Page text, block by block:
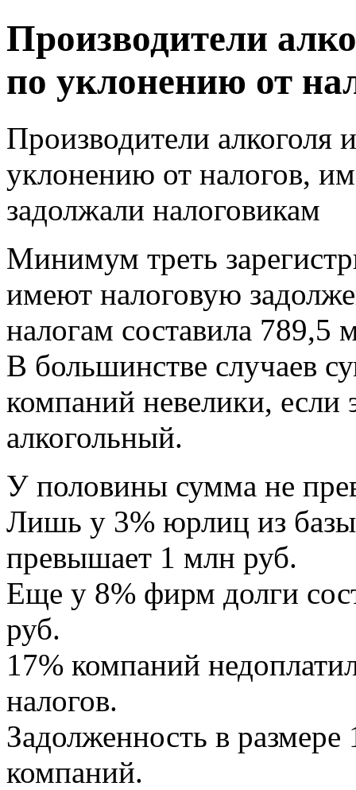
Производители
по уклонению от
Производители алкоголя
уклонению от налогов,
задолжали налоговикам
Минимум треть
имеют налоговую
налогам составила 789,5
В большинстве случаев
компаний невелики,
алкогольный.
У половины сумма не
Лишь у 3% юрлиц из
превышает 1 млн руб.
Еще у 8% фирм долги
руб.
17% компаний
налогов.
Задолженность в
компаний.